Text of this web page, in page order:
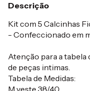
Descrição
Kit com 5 Calcinhas
- Confeccionado em
Atenção para a tabela
de peças intimas.
Tabela de Medidas:
M veste 38/40